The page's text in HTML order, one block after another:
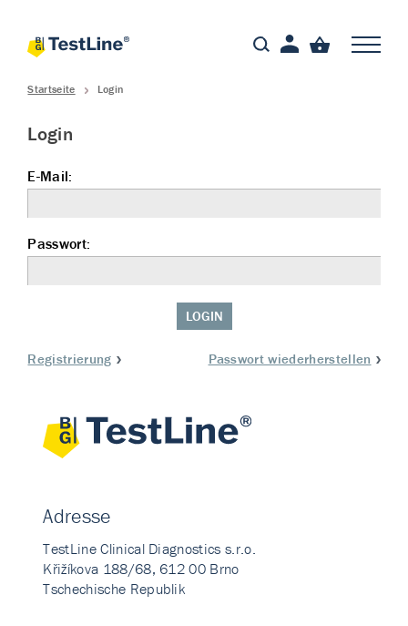
Startseite Login
Login
E-Mail:
Passwort:
LOGIN
Registrierung Passwort wiederherstellen
Adresse
TestLine Clinical Diagnostics s.r.o.
Křižíkova 188/68, 612 00 Brno
Tschechische Republik